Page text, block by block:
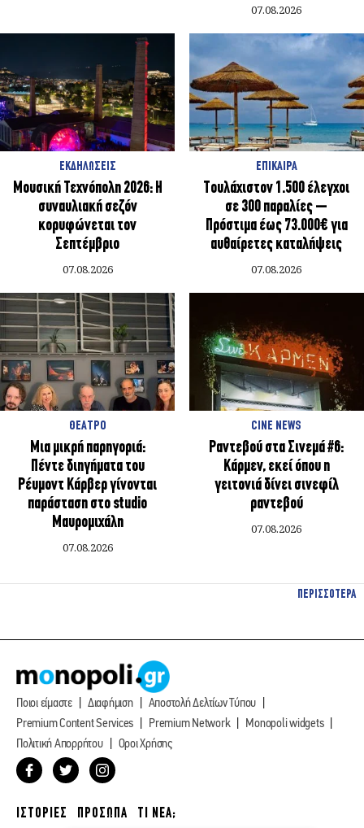
07.08.2026
ΕΚΔΗΛΩΣΕΙΣ
Μουσική Τεχνόπολη 2026: Η
συναυλιακή σεζόν
κορυφώνεται τον
Σεπτέμβριο
07.08.2026
ΕΠΙΚΑΙΡΑ
Τουλάχιστον 1.500 έλεγχοι
σε 300 παραλίες –
Πρόστιμα έως 73.000€ για
αυθαίρετες καταλήψεις
07.08.2026
ΘΕΑΤΡΟ
Μια μικρή παρηγοριά:
Πέντε διηγήματα του
Ρέυμοντ Κάρβερ γίνονται
παράσταση στο studio
Μαυρομιχάλη
07.08.2026
CINE NEWS
Ραντεβού στα Σινεμά #6:
Κάρμεν, εκεί όπου η
γειτονιά δίνει σινεφίλ
ραντεβού
07.08.2026
ΠΕΡΙΣΣΟΤΕΡΑ
Ποιοι είμαστε Διαφήμιση
Αποστολή Δελτίων Τύπου
Premium Content Services
Premium Network
Monopoli widgets
Πολιτική Απορρήτου
Οροι Χρήσης
ΙΣΤΟΡΙΕΣ ΠΡΟΣΩΠΑ ΤΙ ΝΕΑ;